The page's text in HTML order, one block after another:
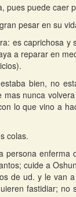
pues puede caer
pesar en su
es caprichosa
a reparar en
bien, no
nunca
lo que vino a
colas.
persona
cuide a
de ud. y le van
fastidiar;